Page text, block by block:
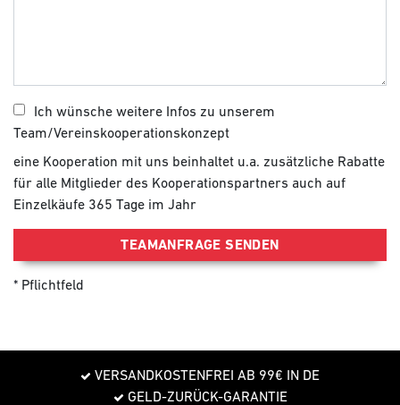
Ich wünsche weitere Infos zu unserem
Team/Vereinskooperationskonzept
eine Kooperation mit uns beinhaltet u.a. zusätzliche Rabatte
für alle Mitglieder des Kooperationspartners auch auf
Einzelkäufe 365 Tage im Jahr
TEAMANFRAGE SENDEN
Pflichtfeld
VERSANDKOSTENFREI AB 99€ IN DE
GELD-ZURÜCK-GARANTIE